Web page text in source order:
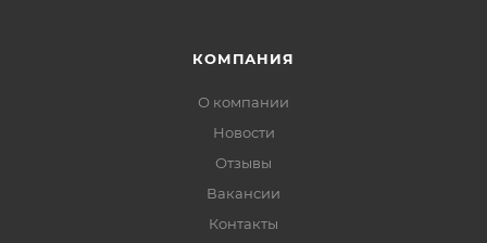
КОМПАНИЯ
О компании
Новости
Отзывы
Вакансии
Контакты